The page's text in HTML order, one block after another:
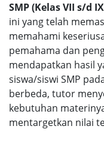
SMP (Kelas VII s/d
ini yang telah
memahami
pemahama dan
mendapatkan hasil
siswa/siswi SMP
berbeda, tutor
kebutuhan
mentargetkan nilai